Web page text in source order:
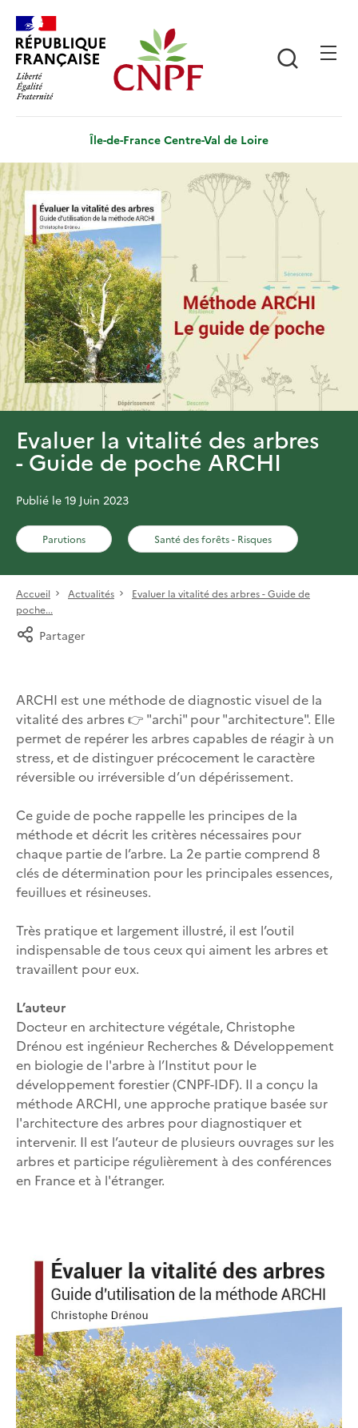
contenu
principal
Île-de-France Centre-Val de Loire
Evaluer la vitalité des arbres
- Guide de poche ARCHI
Publié le 19 Juin 2023
Parutions Santé des forêts - Risques
Accueil Actualités
Evaluer la vitalité des arbres - Guide de
poche...
Partager
ARCHI est une méthode de diagnostic visuel de la
vitalité des arbres 👉 "archi" pour "architecture". Elle
permet de repérer les arbres capables de réagir à un
stress, et de distinguer précocement le caractère
réversible ou irréversible d’un dépérissement.
Ce guide de poche rappelle les principes de la
méthode et décrit les critères nécessaires pour
chaque partie de l’arbre. La 2e partie comprend 8
clés de détermination pour les principales essences,
feuillues et résineuses.
Très pratique et largement illustré, il est l’outil
indispensable de tous ceux qui aiment les arbres et
travaillent pour eux.
L’auteur
Docteur en architecture végétale, Christophe
Drénou est ingénieur Recherches & Développement
en biologie de l'arbre à l’Institut pour le
développement forestier (CNPF-IDF). Il a conçu la
méthode ARCHI, une approche pratique basée sur
l'architecture des arbres pour diagnostiquer et
intervenir. Il est l’auteur de plusieurs ouvrages sur les
arbres et participe régulièrement à des conférences
en France et à l'étranger.